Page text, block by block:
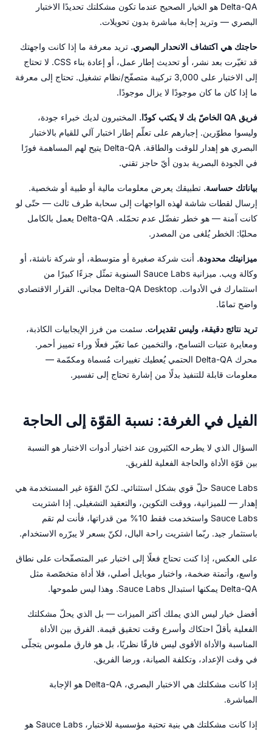
Delta-QA هو الخيار الصحيح عندما تكون مشكلتك تحديدًا الاختبار
البصري — وتريد إجابة مباشرة بدون تحويلات.
حاجتك هي اكتشاف الانحدار البصري. تريد معرفة ما إذا كانت واجهتك
قد تغيّرت بعد نشر، أو تحديث إطار عمل، أو إعادة بناء CSS. لا تحتاج
إلى الاختبار على 3,000 تركيبة متصفّح/نظام تشغيل. تحتاج إلى معرفة
ما إذا كان ما كان موجودًا لا يزال موجودًا.
فريق QA الخاصّ بك لا يكتب كودًا.
المختبرون لديك خبراء جودة،
وليسوا مطوّرين. إجبارهم على تعلّم إطار اختبار آلي للقيام بالاختبار
البصري هو إهدار للوقت والطاقة. Delta-QA يتيح لهم المساهمة فورًا
في الجودة البصرية بدون أيّ حاجز تقني.
بياناتك حساسة. تطبيقك يعرض معلومات مالية أو طبية أو شخصية.
إرسال لقطات شاشة لهذه الواجهات إلى سحابة طرف ثالث — حتّى لو
كانت آمنة — هو خطر تفضّل عدم تحمّله. Delta-QA يعمل بالكامل
محليًا: الخطر يُلغى من المصدر.
ميزانيتك محدودة. أنت شركة صغيرة أو متوسطة، أو شركة ناشئة، أو
وكالة ويب. ميزانية Sauce Labs السنوية تمثّل جزءًا كبيرًا من
استثمارك في الأدوات. Delta-QA Desktop مجاني. القرار الاقتصادي
واضح تمامًا.
تريد نتائج دقيقة، وليس تقديرات. سئمت من فرز الإيجابيات الكاذبة،
ومعايرة عتبات التسامح، والتخمين عما تغيّر فعلًا وراء تمييز أحمر.
محرك Delta-QA الحتمي يُعطيك تغييرات مُسماة ومكمّمة —
معلومات قابلة للتنفيذ بدلًا من إشارة تحتاج إلى تفسير.
الفيل في الغرفة: نسبة القوّة إلى الحاجة
السؤال الذي لا يطرحه الكثيرون عند اختيار أدوات الاختبار هو النسبة
بين قوّة الأداة والحاجة الفعلية للفريق.
Sauce Labs حلّ قوي بشكل استثنائي. لكنّ القوّة غير المستخدمة هي
إهدار — للميزانية، ووقت التكوين، والتعقيد التشغيلي. إذا اشتريت
Sauce Labs واستخدمت فقط 10% من قدراتها، فأنت لم تقم
باستثمار جيد. ربّما اشتريت راحة البال، لكنّ بسعر لا يبرّره الاستخدام.
على العكس، إذا كنت تحتاج فعلًا إلى اختبار عبر المتصفّحات على نطاق
واسع، وأتمتة ضخمة، واختبار موبايل أصلي، فلا أداة متخصّصة مثل
Delta-QA يمكنها استبدال Sauce Labs. وهذا ليس طموحها.
أفضل خيار ليس الذي يملك أكثر الميزات — بل الذي يحلّ مشكلتك
الفعلية بأقلّ احتكاك وأسرع وقت تحقيق قيمة. الفرق بين الأداة
المناسبة والأداة الأقوى ليس فارقًا نظريًا، بل هو فارق ملموس يتجلّى
في وقت الإعداد، وتكلفة الصيانة، ورضا الفريق.
إذا كانت مشكلتك هي الاختبار البصري، Delta-QA هو الإجابة
المباشرة.
إذا كانت مشكلتك هي بنية تحتية مؤسسية للاختبار، Sauce Labs هو